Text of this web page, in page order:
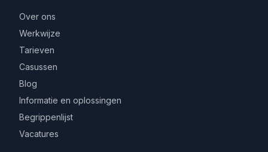
Over ons
Werkwijze
Tarieven
Casussen
Blog
Informatie en oplossingen
Begrippenlijst
Vacatures